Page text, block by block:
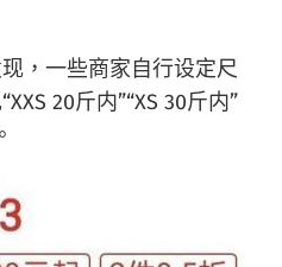
，一些商家自行设定尺
20斤内”“XS 30斤内”